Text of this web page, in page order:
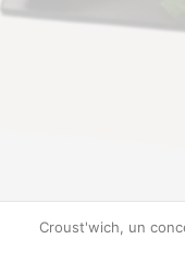
Croust'wich, un